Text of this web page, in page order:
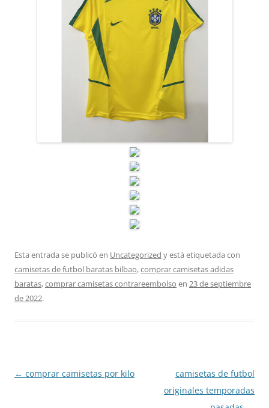
Esta entrada se publicó en Uncategorized y está etiquetada con
camisetas de futbol baratas bilbao,comprar camisetas adidas
baratas,comprar camisetas contrareembolso en 23 de septiembre
de 2022.
Navegación
← comprar camisetas por kilo
camisetas de futbol
originales temporadas